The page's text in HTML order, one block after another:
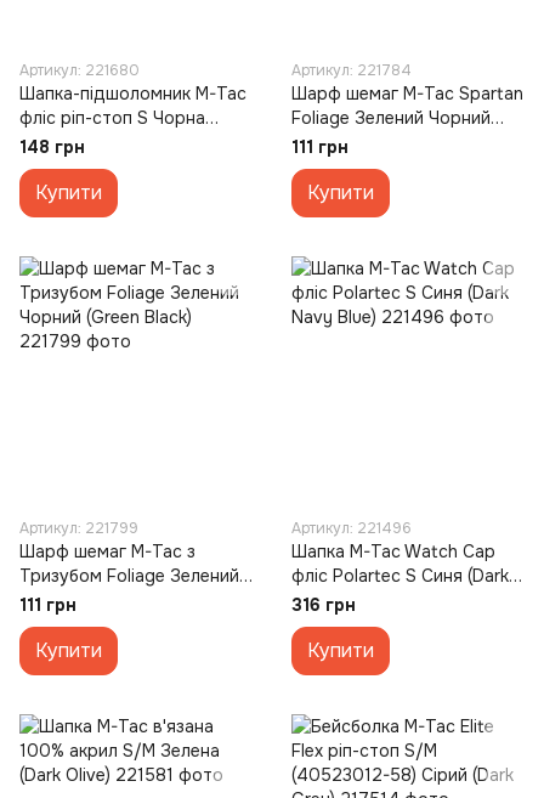
Артикул: 221680
Шапка-підшоломник M-Tac
фліс ріп-стоп S Чорна
(Black)
148 грн
Купити
Артикул: 221784
Шарф шемаг M-Tac Spartan
Foliage Зелений Чорний
(Green Black)
111 грн
Купити
Артикул: 221799
Шарф шемаг M-Tac з
Тризубом Foliage Зелений
Чорний (Green Black)
111 грн
Купити
Артикул: 221496
Шапка M-Tac Watch Cap
фліс Polartec S Синя (Dark
Navy Blue)
316 грн
Купити